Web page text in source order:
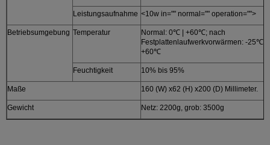
Leistungsaufnahme <10w in="" normal="" operation="">
Betriebsumgebung Temperatur
Normal: 0℃ | +60℃; nach
Festplattenlaufwerkvorwärmen: -25℃ |
+60℃
Feuchtigkeit 10% bis 95%
Maße 160 (W) x62 (H) x200 (D) Millimeter.
Gewicht Netz: 2200g, grob: 3500g